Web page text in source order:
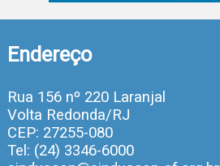
Endereço
Rua 156 nº 220 Laranjal
Volta Redonda/RJ
CEP: 27255-080
Tel: (24) 3346-6000